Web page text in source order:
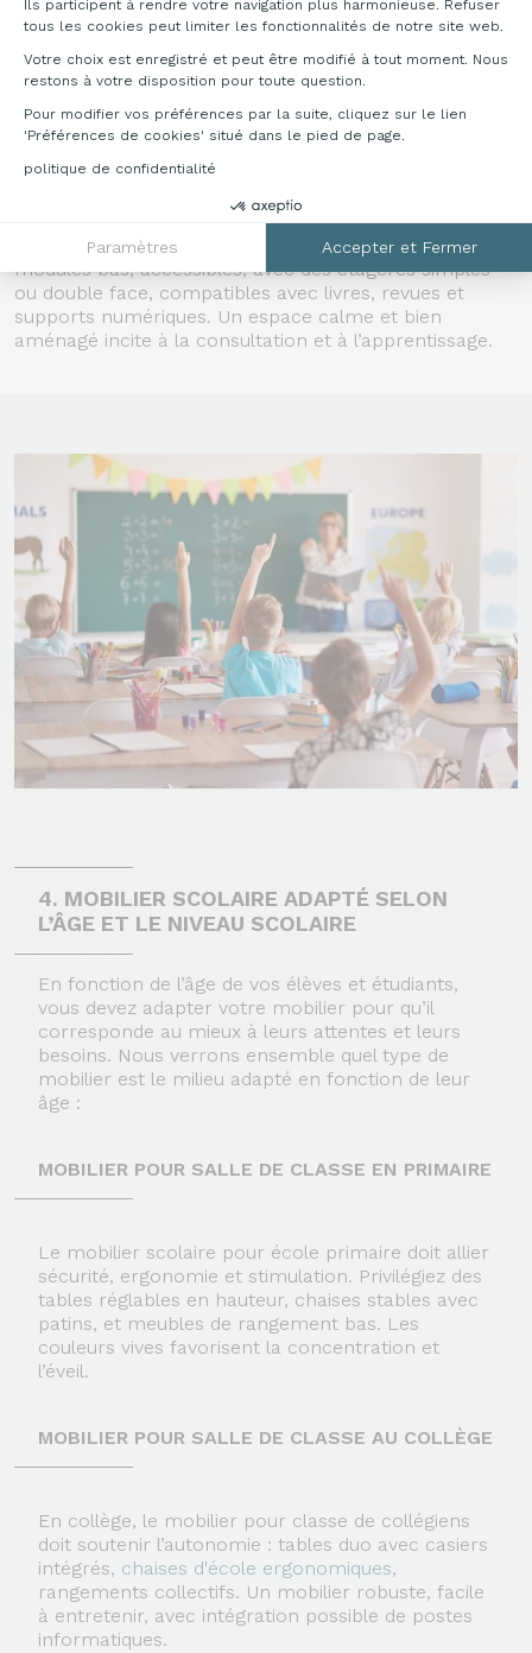
Ils participent à rendre votre navigation plus harmonieuse. Refuser
tous les cookies peut limiter les fonctionnalités de notre site web.
Votre choix est enregistré et peut être modifié à tout moment. Nous
restons à votre disposition pour toute question.
Pour modifier vos préférences par la suite, cliquez sur le lien
'Préférences de cookies' situé dans le pied de page.
politique de confidentialité
Paramètres Accepter et Fermer
ergonomique et modulable. Intégrez des plateaux
coulissants, supports UC ou même des écrans
escamotables pour libérer de l’espace et transformer
la salle selon les usages.
LECTURE ATTRACTIF
La bibliothèque scolaire contribue à développer
l’autonomie et le goût de la lecture. Préférez des
modules bas, accessibles, avec des étagères simples
ou double face, compatibles avec livres, revues et
supports numériques. Un espace calme et bien
aménagé incite à la consultation et à l’apprentissage.
4. MOBILIER SCOLAIRE ADAPTÉ SELON
L’ÂGE ET LE NIVEAU SCOLAIRE
En fonction de l’âge de vos élèves et étudiants,
vous devez adapter votre mobilier pour qu’il
corresponde au mieux à leurs attentes et leurs
besoins. Nous verrons ensemble quel type de
mobilier est le milieu adapté en fonction de leur
âge :
MOBILIER POUR SALLE DE CLASSE EN PRIMAIRE
Le mobilier scolaire pour école primaire doit allier
sécurité, ergonomie et stimulation. Privilégiez des
tables réglables en hauteur, chaises stables avec
patins, et meubles de rangement bas. Les
couleurs vives favorisent la concentration et
l’éveil.
MOBILIER POUR SALLE DE CLASSE AU COLLÈGE
En collège, le mobilier pour classe de collégiens
doit soutenir l’autonomie : tables duo avec casiers
intégrés, chaises d'école ergonomiques,
rangements collectifs. Un mobilier robuste, facile
à entretenir, avec intégration possible de postes
informatiques.